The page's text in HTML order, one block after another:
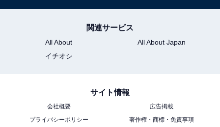
関連サービス
All About
All About Japan
イチオシ
サイト情報
会社概要
広告掲載
プライバシーポリシー
著作権・商標・免責事項